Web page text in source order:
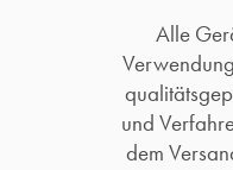
Alle
und
dem